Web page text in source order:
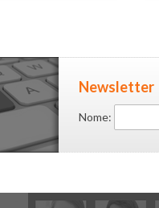
Newsletter
Nome: